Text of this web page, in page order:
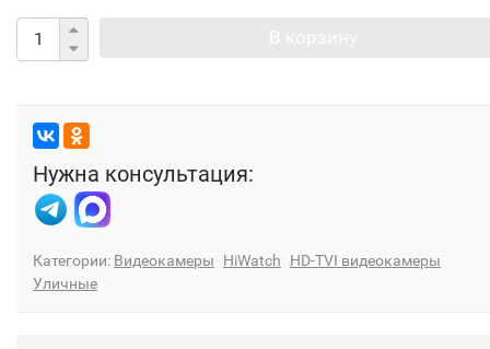
Нужна консультация:
Категории: Видеокамеры HiWatch
HD-TVI видеокамеры
Уличные